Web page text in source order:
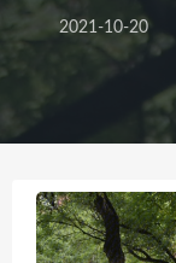
2021-10-20